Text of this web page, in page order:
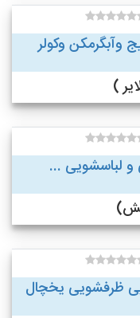
وآبگرمکن وکولر
لباسشویی ...
ظرفشویی یخچال